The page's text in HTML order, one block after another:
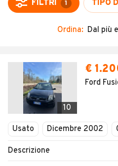
Auto Nuove
Noleggio a lungo
Moto
Camper
Veicoli Commerciali
Concessionari
Ordina: Dal più
10
€
Ford
Usato Dicembre 2002
Descrizione